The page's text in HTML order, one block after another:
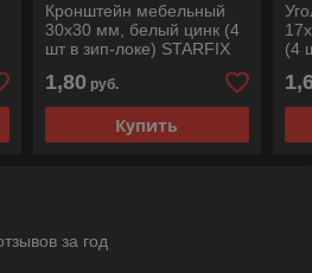
Кронштейн мебельный
30х30 мм, белый цинк (4
шт в зип-локе) STARFIX
1,80 руб.
Купить
(4
за год